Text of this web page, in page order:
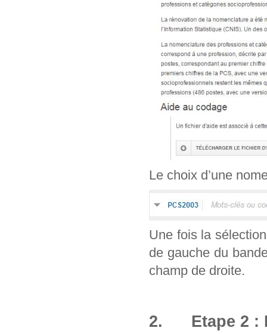
Le choix d’une
Une fois la
de gauche du
champ de droite.
2. Etape 2 :